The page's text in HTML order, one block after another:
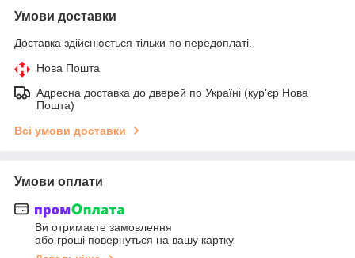
Умови доставки
Доставка здійснюється тільки по передоплаті.
Нова Пошта
Адресна доставка до дверей по Україні (кур'єр Нова
Пошта)
Всі умови доставки
Умови оплати
Ви отримаєте замовлення
або гроші повернуться на вашу картку